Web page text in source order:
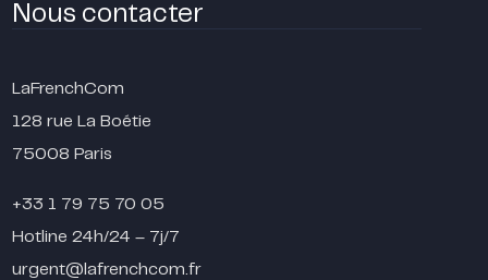
Nous contacter
LaFrenchCom
128 rue La Boétie
75008 Paris
+33 1 79 75 70 05
Hotline 24h/24 – 7j/7
urgent@lafrenchcom.fr